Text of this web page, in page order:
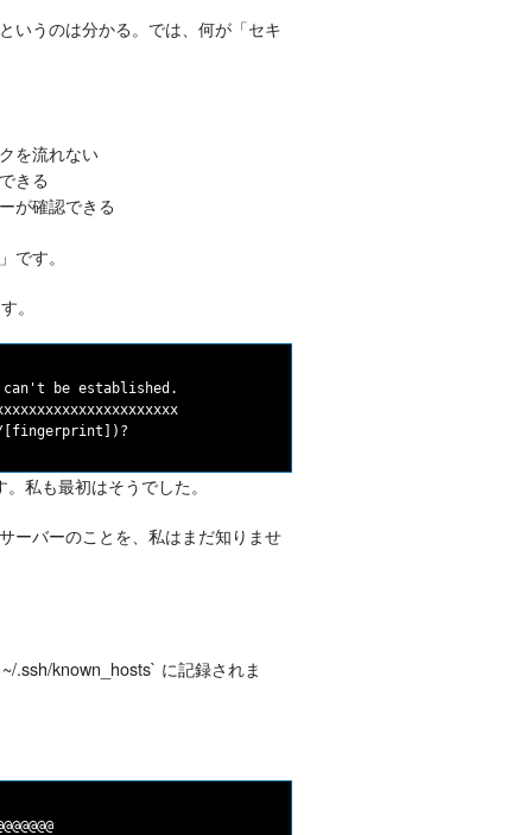
いうのは分かる。では、何が「セキ
を流れない
きる
が確認できる
す。
。
be established.
私も最初はそうでした。
ーバーのことを、私はまだ知りませ
.ssh/known_hosts` に記録されま